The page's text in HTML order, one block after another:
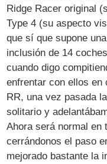
Ridge Racer original
Type 4 (su aspecto
que sí que supone
inclusión de 14
cuando digo
enfrentar con ellos en
RR, una vez pasada
solitario y
Ahora será normal en
cerrándonos el paso
mejorado bastante la